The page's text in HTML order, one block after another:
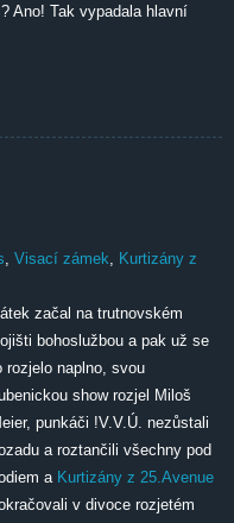
? Ano! Tak vypadala hlavní
Visací zámek
Kurtizány z
začal na trutnovském
bohoslužbou a pak už se
rozjelo naplno, svou
show rozjel Miloš
punkáči !V.V.Ú. nezůstali
a roztančili všechny pod
a Kurtizány z 25.Avenue
v divoce rozjetém